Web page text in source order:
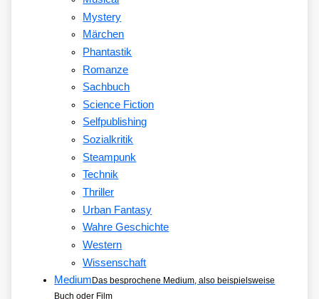
Mystery
Märchen
Phantastik
Romanze
Sachbuch
Science Fiction
Selfpublishing
Sozialkritik
Steampunk
Technik
Thriller
Urban Fantasy
Wahre Geschichte
Western
Wissenschaft
Medium Das besprochene Medium, also beispielsweise
Buch oder Film